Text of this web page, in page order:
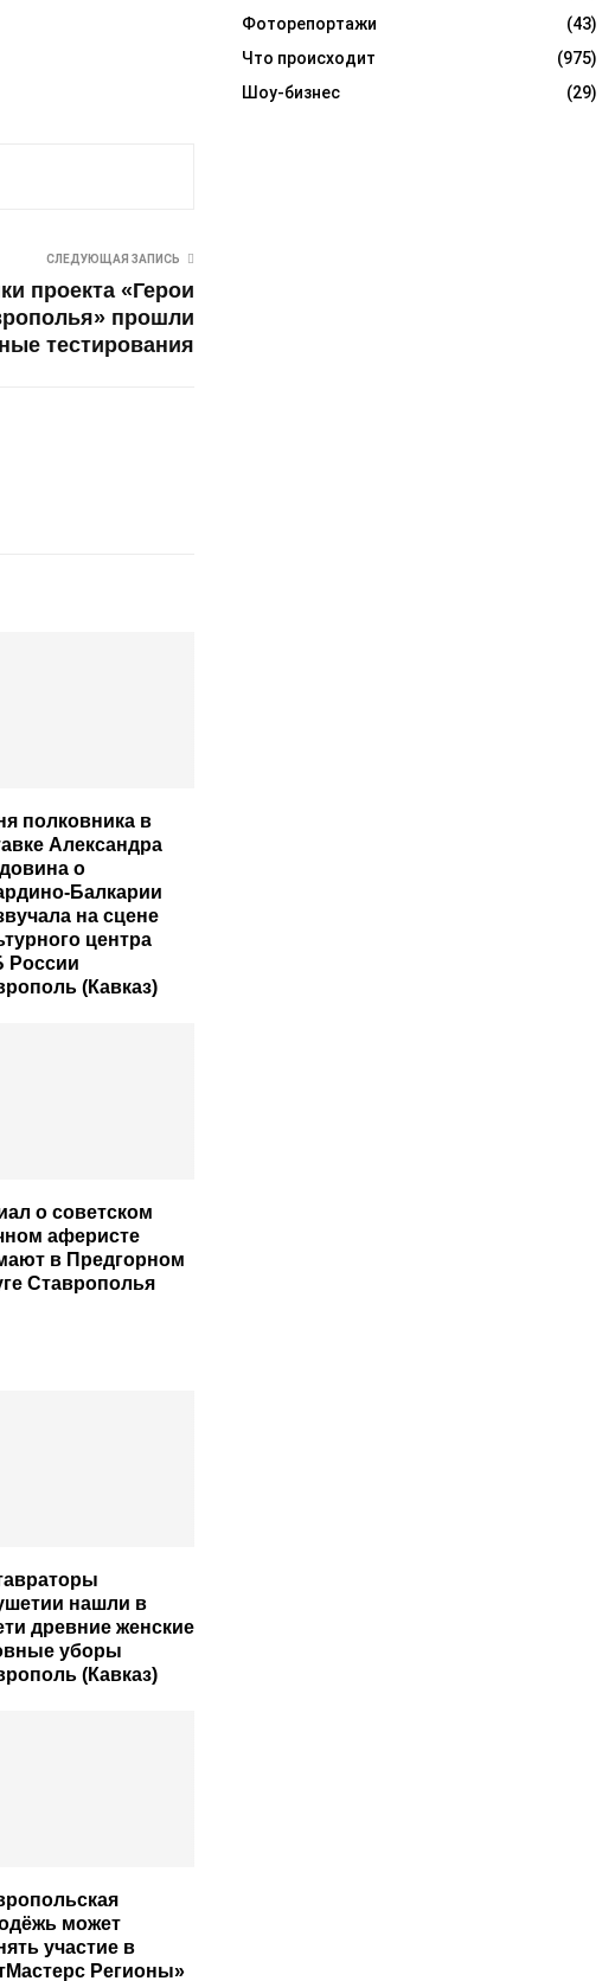
СЛЕДУЮЩАЯ ЗАПИСЬ
проекта «Герои
прошли
тестирования
полковника в
Александра
о
Балкарии
на сцене
центра
(Кавказ)
о советском
аферисте
в Предгорном
Ставрополья
нашли в
древние женские
уборы
(Кавказ)
может
участие в
Регионы»
Фоторепортажи
(43)
Что происходит
(975)
Шоу-бизнес
(29)